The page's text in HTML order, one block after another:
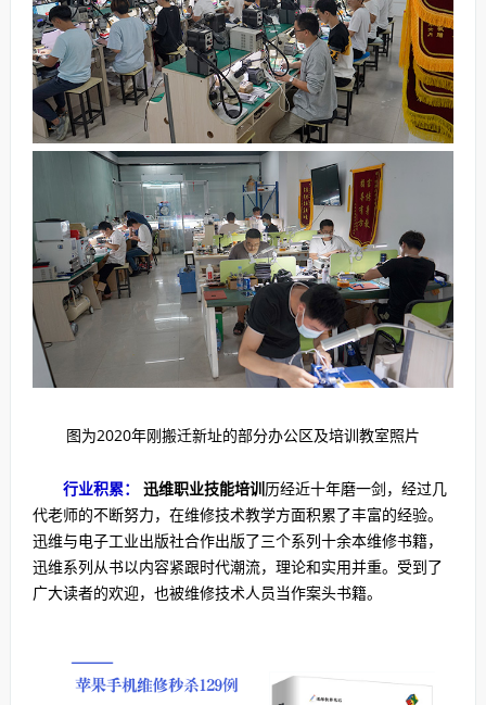
图为2020年刚搬迁新址的部分办公区及培训教室照片
行业积累： 迅维职业技能培训历经近十年磨一剑，经过几
代老师的不断努力，在维修技术教学方面积累了丰富的经验。
迅维与电子工业出版社合作出版了三个系列十余本维修书籍，
迅维系列从书以内容紧跟时代潮流，理论和实用并重。受到了
广大读者的欢迎，也被维修技术人员当作案头书籍。